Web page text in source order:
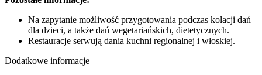
Na zapytanie możliwość przygotowania podczas kolacji dań
dla dzieci, a także dań wegetariańskich, dietetycznych.
Restauracje serwują dania kuchni regionalnej i włoskiej.
Dodatkowe informacje